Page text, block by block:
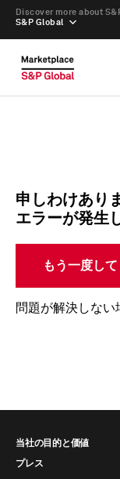
S&P Global
Discover more about
申しわけあり
エラーが発生
もう一度し
問題が解決しない
当社の目的と価値
プレス